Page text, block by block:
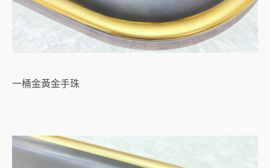
一桶金黃金手珠